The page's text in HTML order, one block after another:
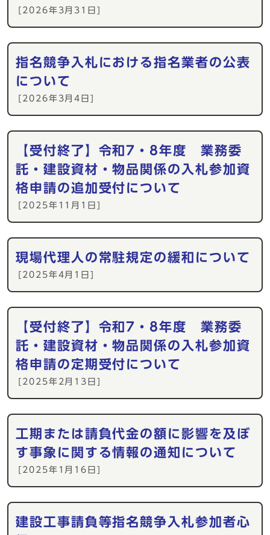
[2026年3月31日]
指名競争入札における指名業者の公表
について
[2026年3月4日]
【受付終了】令和7・8年度 業務委
託・建設資材・物品関係の入札参加資
格申請の追加受付について
[2025年11月1日]
現場代理人の常駐規定の緩和について
[2025年4月1日]
【受付終了】令和7・8年度 業務委
託・建設資材・物品関係の入札参加資
格申請の定期受付について
[2025年2月13日]
工期または請負代金の額に影響を及ぼ
す事象に関する情報の通知について
[2025年1月16日]
建設工事請負等指名競争入札参加者心